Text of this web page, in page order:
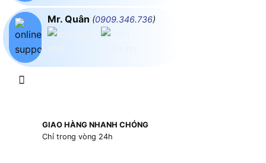
Mr. Quân (0909.346.736)
GIAO HÀNG NHANH CHÓNG
Chỉ trong vòng 24h